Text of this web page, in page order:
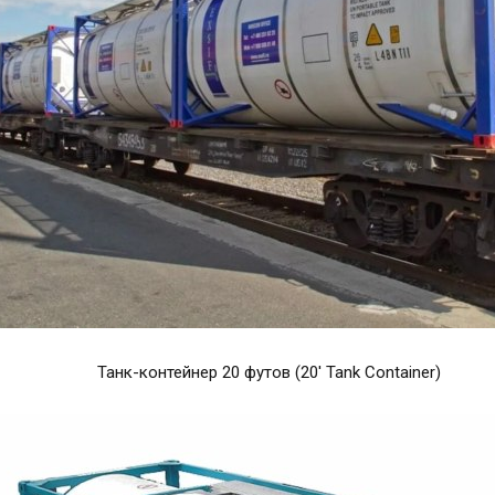
Танк-контейнер 20 футов (20' Tank Container)